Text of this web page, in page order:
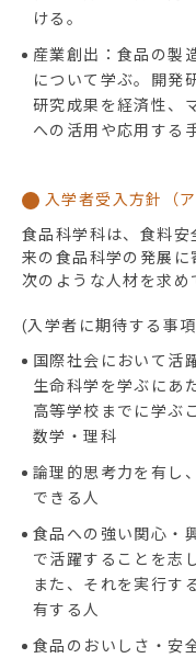
ける。
産業創出：食品の製
について学ぶ。開発
研究成果を経済性、
への活用や応用する
入学者受入方針（
食品科学科は、食料
来の食品科学の発展に
次のような人材を求め
(入学者に期待する事
国際社会において活
生命科学を学ぶにあ
高等学校までに学ぶ
数学・理科
論理的思考力を有し
できる人
食品への強い関心・
で活躍することを志
また、それを実行す
有する人
食品のおいしさ・安